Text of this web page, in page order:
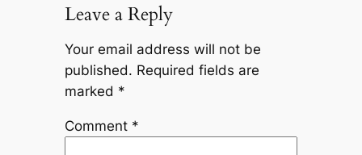
Leave a Reply
Your email address will not be
published. Required fields are
marked *
Comment *